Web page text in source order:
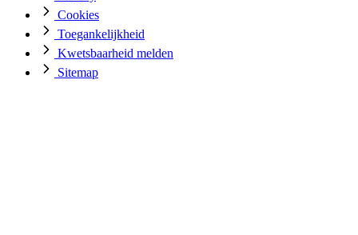
Cookies
Toegankelijkheid
Kwetsbaarheid melden
Sitemap